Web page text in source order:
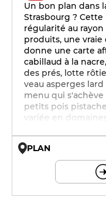
Un bon plan dans
Strasbourg ? Cette
régularité au
produits, une vraie
donne une carte
cabillaud à la
des prés, lotte
veau asperges
menu qui s'achève
petits pois
variée en
PLAN